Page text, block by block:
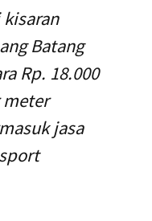
kisaran
Batang
Rp. 18.000
meter
jasa